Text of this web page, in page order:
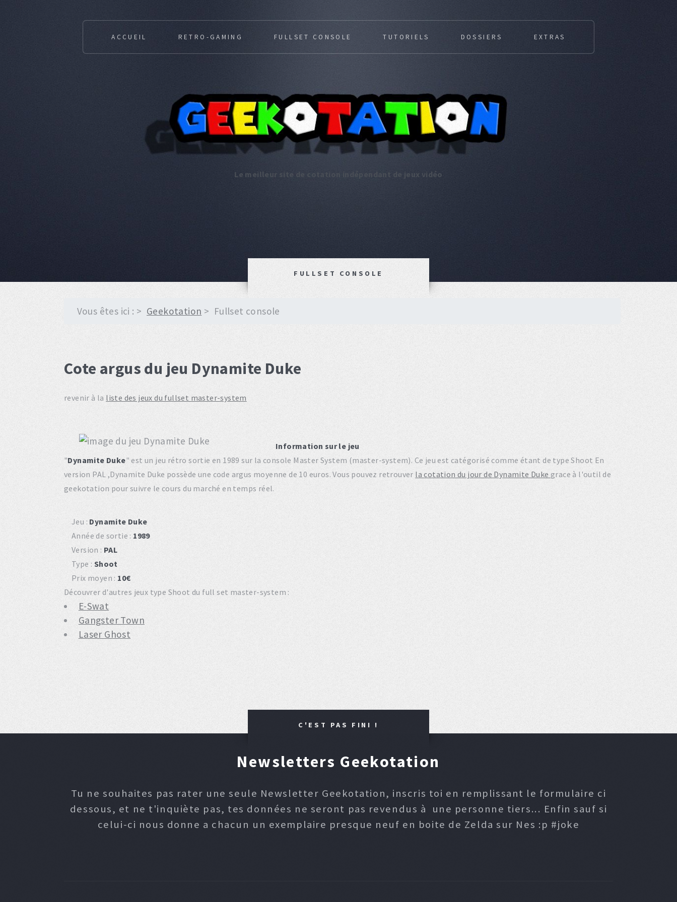
Le meilleur site de cotation indépendant de jeux vidéo
ACCUEIL RETRO-GAMING FULLSET CONSOLE TUTORIELS DOSSIERS EXTRAS
FULLSET CONSOLE
Vous êtes ici : Geekotation Fullset console
Cote argus du jeu Dynamite Duke
revenir à la liste des jeux du fullset master-system
Information sur le jeu
"Dynamite Duke" est un jeu rétro sortie en 1989 sur la console Master System (master-system). Ce jeu est catégorisé comme étant de type Shoot En
version PAL ,Dynamite Duke possède une code argus moyenne de 10 euros. Vous pouvez retrouver la cotation du jour de Dynamite Dukegrace à l'outil de
geekotation pour suivre le cours du marché en temps réel.
Jeu : Dynamite Duke
Année de sortie : 1989
Version : PAL
Type : Shoot
Prix moyen : 10€
Découvrer d'autres jeux type Shoot du full set master-system :
E-Swat
Gangster Town
Laser Ghost
C'EST PAS FINI !
Newsletters Geekotation
Tu ne souhaites pas rater une seule Newsletter Geekotation, inscris toi en remplissant le formulaire ci
dessous, et ne t'inquiète pas, tes données ne seront pas revendus à une personne tiers... Enfin sauf si
celui-ci nous donne a chacun un exemplaire presque neuf en boite de Zelda sur Nes :p #joke